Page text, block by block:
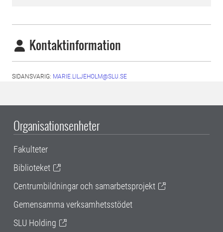
Kontaktinformation
SIDANSVARIG: MARIE.LILJEHOLM@SLU.SE
Organisationsenheter
Fakulteter
Biblioteket
Centrumbildningar och samarbetsprojekt
Gemensamma verksamhetsstödet
SLU Holding